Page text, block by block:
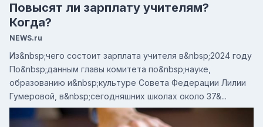
Повысят ли зарплату учителям?
Когда?
NEWS.ru
Из&nbsp;чего состоит зарплата учителя в&nbsp;2024 году
По&nbsp;данным главы комитета по&nbsp;науке,
образованию и&nbsp;культуре Совета Федерации Лилии
Гумеровой, в&nbsp;сегодняшних школах около 37&...